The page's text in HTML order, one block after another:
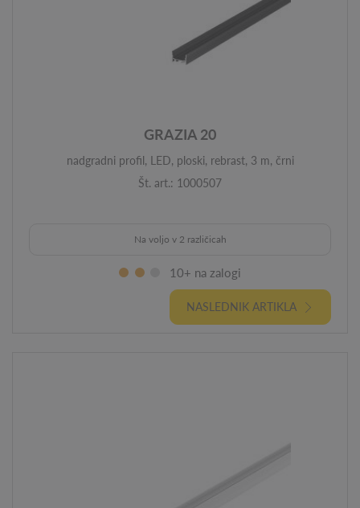
GRAZIA 20
nadgradni profil, LED, ploski, rebrast, 3 m, črni
Št. art.: 1000507
Na voljo v 2 različicah
10+ na zalogi
NASLEDNIK ARTIKLA